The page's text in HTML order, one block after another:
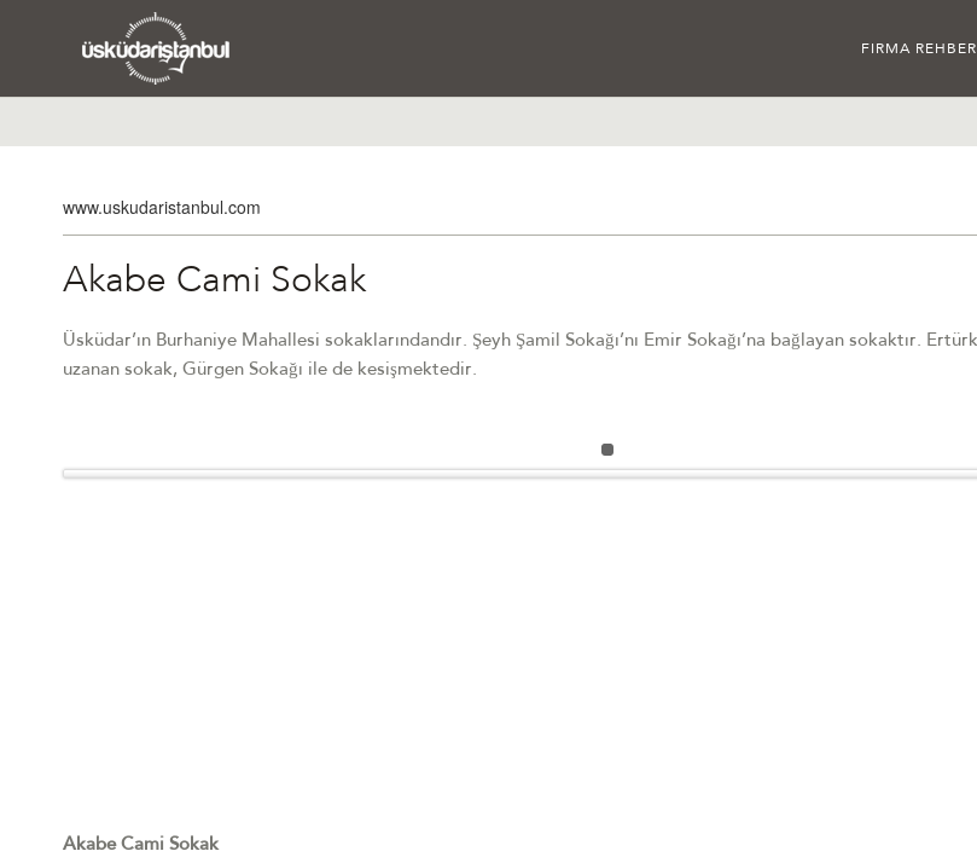
FIRMA REHBERI
www.uskudaristanbul.com
Akabe Cami Sokak
Üsküdar’ın Burhaniye Mahallesi sokaklarındandır. Şeyh Şamil Sokağı’nı Emir Sokağı’na bağlayan sokaktır.
uzanan sokak, Gürgen Sokağı ile de kesişmektedir.
Akabe Cami Sokak